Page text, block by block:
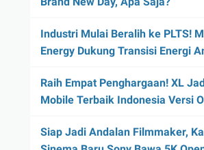
Industri Mulai Beralih ke PLTS!
Energy Dukung Transisi Energi
Raih Empat Penghargaan! XL
Mobile Terbaik Indonesia Versi
Siap Jadi Andalan Filmmaker,